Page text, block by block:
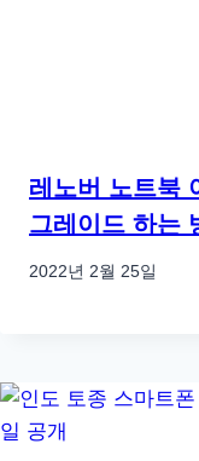
레노버 노트북
그레이드 하는
2022년 2월 25일